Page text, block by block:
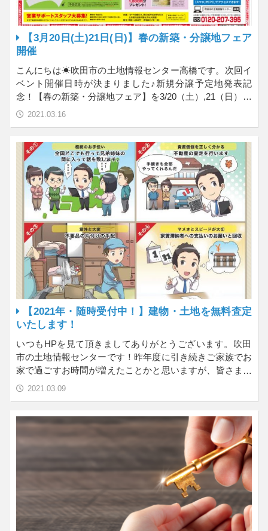
【3月20日(土)21日(日)】春の新築・分譲地フェア
開催
こんにちは☀吹田市の土地情報センター高橋です。次回イ
ベント開催日時が決まりました♪新規分譲予定地発表記
念！【春の新築・分譲地フェア】を3/20（土）,21（日）…
2021.03.16
【2021年・随時受付中！】建物・土地を無料査定
いたします！
いつもHPを見て頂きましてありがとうございます。吹田
市の土地情報センターです！昨年度に引き続きご家族でお
家で過ごすお時間が増えたことかと思いますが、皆さまの
大事…
2021.03.09